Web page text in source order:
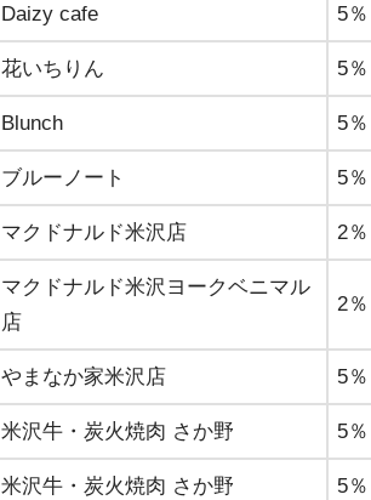
Daizy cafe 5％
花いちりん 5％
Blunch 5％
ブルーノート 5％
マクドナルド米沢店 2％
マクドナルド米沢ヨークベニマル
店
2％
やまなか家米沢店 5％
米沢牛・炭火焼肉 さか野 5％
米沢牛・炭火焼肉 さか野 5％